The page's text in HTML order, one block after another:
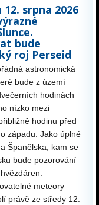
srpna 2026
bude
roj Perseid
astronomická
bude z území
hodinách
nízko mezi
hodinu před
západu. Jako úplné
Španělska, kam se
bude pozorování
meteory
právě ze středy 12.